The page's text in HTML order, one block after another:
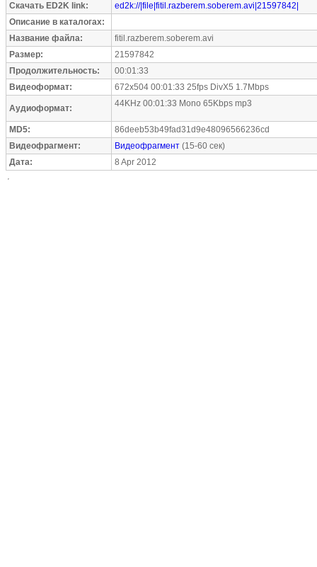
Скачать ED2K link:
ed2k://|file|fitil.razberem.soberem.avi|21597842|
Описание в каталогах:
Название файла:
fitil.razberem.soberem.avi
Размер:
21597842
Продолжительность:
00:01:33
Видеоформат:
672x504 00:01:33 25fps DivX5 1.7Mbps
Аудиоформат: 44KHz 00:01:33 Mono 65Kbps mp3
MD5:
86deeb53b49fad31d9e48096566236cd
Видеофрагмент:
Видеофрагмент (15-60 сек)
Дата:
8 Apr 2012